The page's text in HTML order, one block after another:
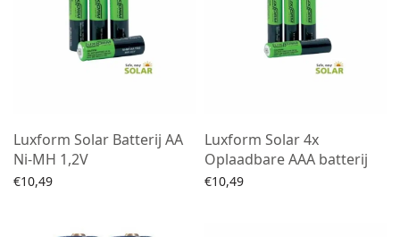
Luxform Solar Batterij AA
Ni-MH 1,2V
€10,49
Luxform Solar 4x
Oplaadbare AAA batterij
€10,49